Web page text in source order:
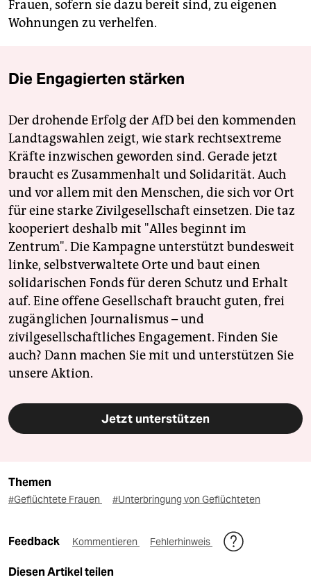
Frauen, sofern sie dazu bereit sind, zu eigenen
Wohnungen zu verhelfen.
Die Engagierten stärken
Der drohende Erfolg der AfD bei den kommenden
Landtagswahlen zeigt, wie stark rechtsextreme
Kräfte inzwischen geworden sind. Gerade jetzt
braucht es Zusammenhalt und Solidarität. Auch
und vor allem mit den Menschen, die sich vor Ort
für eine starke Zivilgesellschaft einsetzen. Die taz
kooperiert deshalb mit "Alles beginnt im
Zentrum". Die Kampagne unterstützt bundesweit
linke, selbstverwaltete Orte und baut einen
solidarischen Fonds für deren Schutz und Erhalt
auf. Eine offene Gesellschaft braucht guten, frei
zugänglichen Journalismus – und
zivilgesellschaftliches Engagement. Finden Sie
auch? Dann machen Sie mit und unterstützen Sie
unsere Aktion.
Jetzt unterstützen
Themen
#Geflüchtete Frauen #Unterbringung von Geflüchteten
Feedback Kommentieren Fehlerhinweis
Diesen Artikel teilen